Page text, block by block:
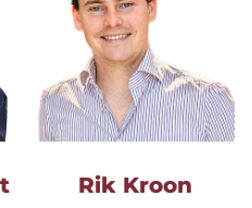
Rik Kroon